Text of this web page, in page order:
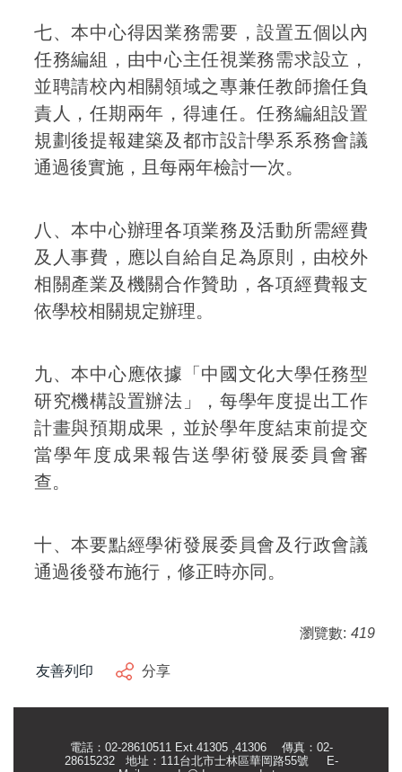
七、本中心得因業務需要，設置五個以內
任務編組，由中心主任視業務需求設立，
並聘請校內相關領域之專兼任教師擔任負
責人，任期兩年，得連任。任務編組設置
規劃後提報建築及都市設計學系系務會議
通過後實施，且每兩年檢討一次。
八、本中心辦理各項業務及活動所需經費
及人事費，應以自給自足為原則，由校外
相關產業及機關合作贊助，各項經費報支
依學校相關規定辦理。
九、本中心應依據「中國文化大學任務型
研究機構設置辦法」，每學年度提出工作
計畫與預期成果，並於學年度結束前提交
當學年度成果報告送學術發展委員會審
查。
十、本要點經學術發展委員會及行政會議
通過後發布施行，修正時亦同。
瀏覽數: 419
友善列印 分享
電話：02-28610511 Ext.41305 ,41306 傳真：02-
28615232 地址：111台北市士林區華岡路55號
E-